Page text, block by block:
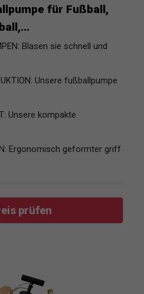
für Fußball,
Blasen sie schnell und
Unsere fußballpumpe
Unsere kompakte
Ergonomisch geformter griff
prüfen